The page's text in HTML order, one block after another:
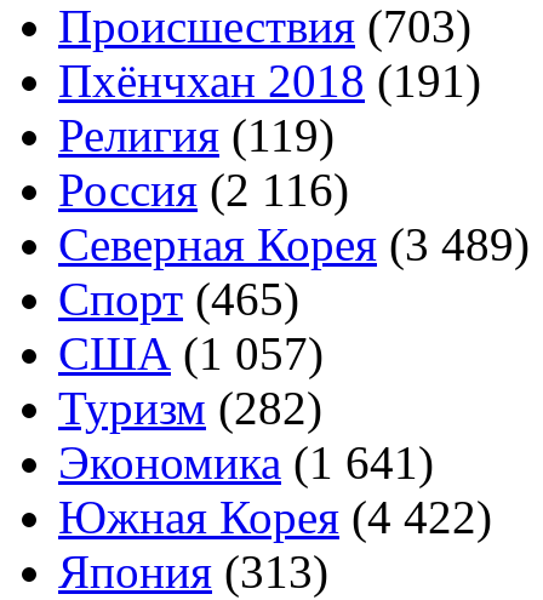
Происшествия (703)
Пхёнчхан 2018 (191)
Религия (119)
Россия (2 116)
Северная Корея (3 489)
Спорт (465)
США (1 057)
Туризм (282)
Экономика (1 641)
Южная Корея (4 422)
Япония (313)